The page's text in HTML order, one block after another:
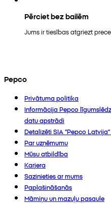
Pērciet bez bailēm
Jums ir tiesības atgriezt
Pepco
Privātuma politika
Informācija Pepco
datu apstrādi
Detalizēti SIA “Pepco
Par uzņēmumu
Mūsu atbildība
Karjera
Sazinieties ar mums
Paplašināšanās
Māmiņu un mazuļu pasaule